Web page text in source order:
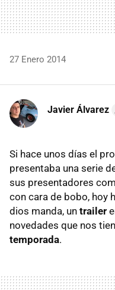
27 Enero 2014
Javier Álvarez
Si hace unos días el
presentaba una serie
sus presentadores
con cara de bobo, hoy
dios manda, un trailer
novedades que nos
temporada.